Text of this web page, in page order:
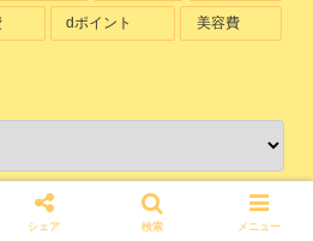
dポイント 美容費
についてはこちら／
シェア 検索 メニュー